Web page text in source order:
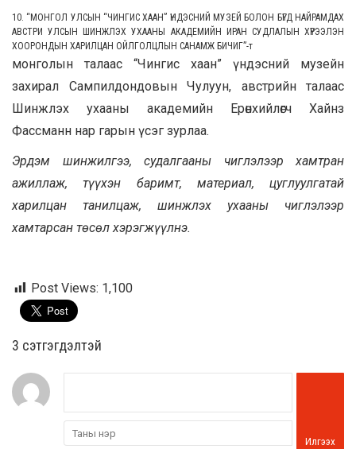
10. “МОНГОЛ УЛСЫН “ЧИНГИС ХААН” ҮНДЭСНИЙ МУЗЕЙ БОЛОН БҮГД НАЙРАМДАХ
АВСТРИ УЛСЫН ШИНЖЛЭХ УХААНЫ АКАДЕМИЙН ИРАН СУДЛАЛЫН ХҮРЭЭЛЭН
ХООРОНДЫН ХАРИЛЦАН ОЙЛГОЛЦЛЫН САНАМЖ БИЧИГ”-т
монголын талаас “Чингис хаан” үндэсний музейн
захирал Сампилдондовын Чулуун, австрийн талаас
Шинжлэх ухааны академийн Ерөнхийлөгч Хайнз
Фассманн нар гарын үсэг зурлаа.
Эрдэм шинжилгээ, судалгааны чиглэлээр хамтран
ажиллаж, түүхэн баримт, материал, цуглуулгатай
харилцан танилцаж, шинжлэх ухааны чиглэлээр
хамтарсан төсөл хэрэгжүүлнэ.
Post Views: 1,100
3 cэтгэгдэлтэй
Илгээх